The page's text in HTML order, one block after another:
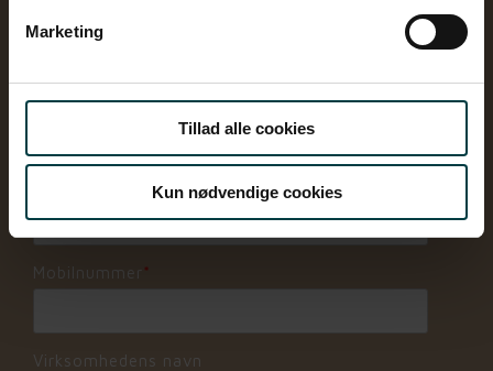
Marketing
Tillad alle cookies
Kun nødvendige cookies
Efternavn*
Mobilnummer *
Virksomhedens navn